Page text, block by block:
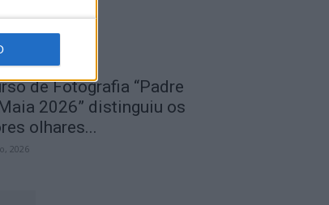
de Fotografia “Padre
2026” distinguiu os
olhares...
2026